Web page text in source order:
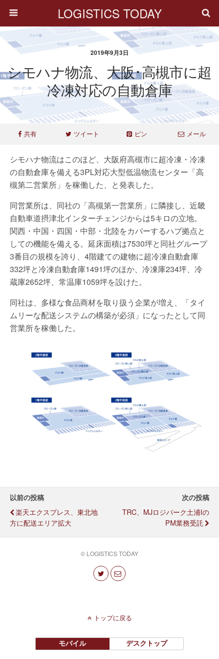
LOGISTICS TODAY
2019年9月3日
シモハナ物流、大阪･高槻市に超
冷凍対応の自動倉庫
共有 ツイート ピン メール
シモハナ物流はこのほど、大阪府高槻市に超冷凍・冷凍
の自動倉庫を備える3PL対応大型低温物流センター「高
槻第二営業所」を稼働した、と発表した。
同営業所は、同社の「高槻第一営業所」に隣接し、近畿
自動車道摂津北インターチェンジからは5キロの立地。
関西・中国・四国・中部・北陸をカバーするハブ拠点と
しての機能を備える。延床面積は7530坪と同社グループ
3番目の規模を誇り、4階建ての建物に超冷凍自動倉庫
332坪と冷凍自動倉庫1491坪のほか、冷凍庫234坪、冷
蔵庫2652坪、常温庫1059坪を設けた。
同社は、多様な食品商材を取り扱う企業が増え、「タイ
ムリーな配送システムの構築が必須」になったとして同
営業所を稼働した。
以前の投稿
楽天エクスプレス、東北地
方に配送エリア拡大
次の投稿
TRC、MJロジパーク土浦Iの
PM業務受託
© LOGISTICS TODAY
トップに戻る
モバイル デスクトップ